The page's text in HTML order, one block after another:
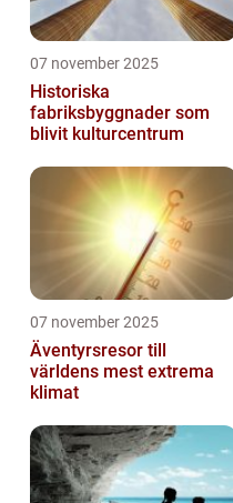
07 november 2025
Historiska
fabriksbyggnader som
blivit kulturcentrum
07 november 2025
Äventyrsresor till
världens mest extrema
klimat